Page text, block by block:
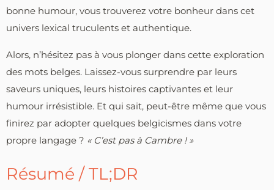
bonne humour, vous trouverez votre bonheur dans cet
univers lexical truculents et authentique.
Alors, n’hésitez pas à vous plonger dans cette exploration
des mots belges. Laissez-vous surprendre par leurs
saveurs uniques, leurs histoires captivantes et leur
humour irrésistible. Et qui sait, peut-être même que vous
finirez par adopter quelques belgicismes dans votre
propre langage ? « C’est pas à Cambre ! »
Résumé / TL;DR